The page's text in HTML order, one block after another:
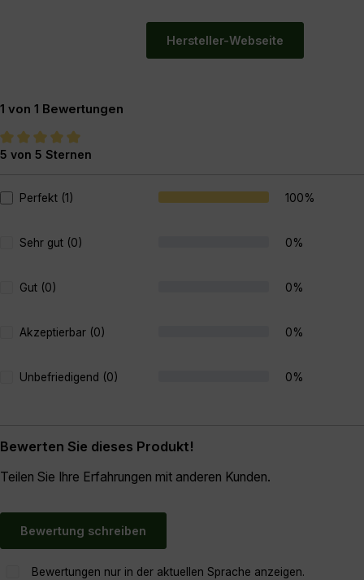
Hersteller-Webseite
1 von 1 Bewertungen
Durchschnittliche Bewertung von 5 von 5 Sternen
5 von 5 Sternen
Perfekt (1) 100%
Sehr gut (0) 0%
Gut (0) 0%
Akzeptierbar (0) 0%
Unbefriedigend (0) 0%
Bewerten Sie dieses Produkt!
Teilen Sie Ihre Erfahrungen mit anderen Kunden.
Bewertung schreiben
Bewertungen nur in der aktuellen Sprache anzeigen.